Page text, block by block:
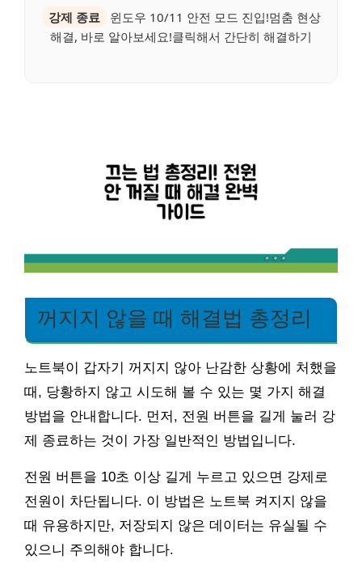
강제 종료
윈도우 10/11 안전 모드 진입!멈춤 현상
해결, 바로 알아보세요!클릭해서 간단히 해결하기
꺼지지 않을 때 해결법 총정리
노트북이 갑자기 꺼지지 않아 난감한 상황에 처했을
때, 당황하지 않고 시도해 볼 수 있는 몇 가지 해결
방법을 안내합니다. 먼저, 전원 버튼을 길게 눌러 강
제 종료하는 것이 가장 일반적인 방법입니다.
전원 버튼을 10초 이상 길게 누르고 있으면 강제로
전원이 차단됩니다. 이 방법은 노트북 켜지지 않을
때 유용하지만, 저장되지 않은 데이터는 유실될 수
있으니 주의해야 합니다.